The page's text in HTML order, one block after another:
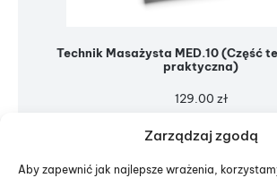
Zarządzaj zgodą
Aby zapewnić jak najlepsze wrażenia,
Technik Masażysta MED.10 (Część
praktyczna)
129.00 zł